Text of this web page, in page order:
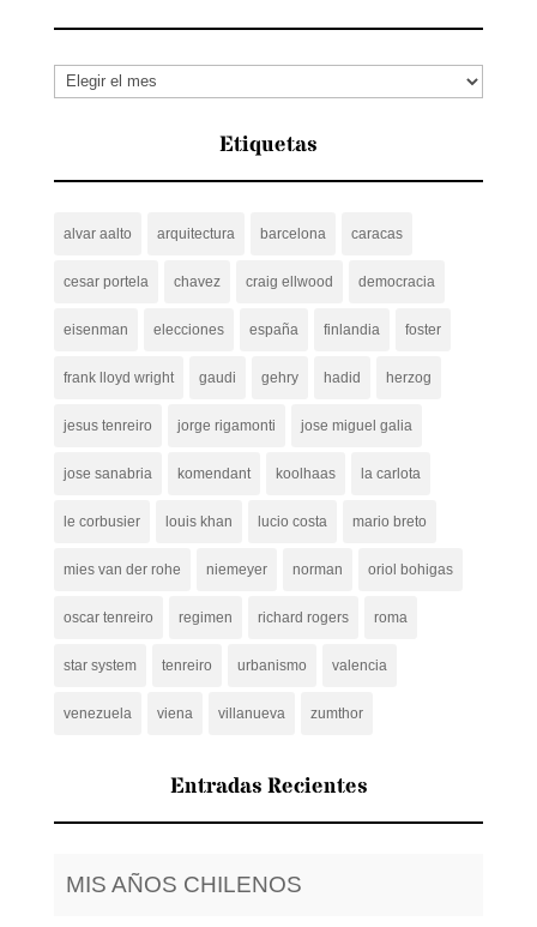
Archivos
Etiquetas
alvar aalto arquitectura barcelona caracas
cesar portela chavez craig ellwood democracia
eisenman elecciones españa finlandia foster
frank lloyd wright gaudi gehry hadid herzog
jesus tenreiro jorge rigamonti jose miguel galia
jose sanabria komendant koolhaas la carlota
le corbusier louis khan lucio costa mario breto
mies van der rohe niemeyer norman oriol bohigas
oscar tenreiro regimen richard rogers roma
star system tenreiro urbanismo valencia
venezuela viena villanueva zumthor
Entradas Recientes
MIS AÑOS CHILENOS